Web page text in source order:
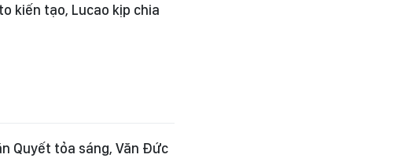
kiến tạo, Lucao kịp chia
Quyết tỏa sáng, Văn Đức